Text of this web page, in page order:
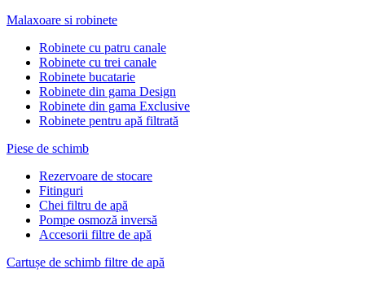
Malaxoare si robinete
Robinete cu patru canale
Robinete cu trei canale
Robinete bucatarie
Robinete din gama Design
Robinete din gama Exclusive
Robinete pentru apă filtrată
Piese de schimb
Rezervoare de stocare
Fitinguri
Chei filtru de apă
Pompe osmoză inversă
Accesorii filtre de apă
Cartușe de schimb filtre de apă